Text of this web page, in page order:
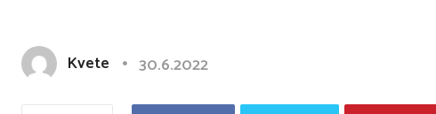
Kvete 30.6.2022